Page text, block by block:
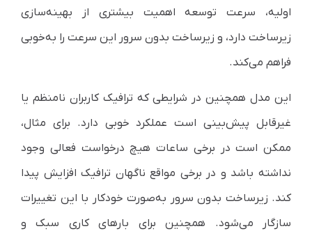
اولیه، سرعت توسعه اهمیت بیشتری از بهینه‌سازی
زیرساخت دارد، و زیرساخت بدون سرور این سرعت را به‌خوبی
فراهم می‌کند.
این مدل همچنین در شرایطی که ترافیک کاربران نامنظم یا
غیرقابل پیش‌بینی است عملکرد خوبی دارد. برای مثال،
ممکن است در برخی ساعات هیچ درخواست فعالی وجود
نداشته باشد و در برخی مواقع ناگهان ترافیک افزایش پیدا
کند. زیرساخت بدون سرور به‌صورت خودکار با این تغییرات
سازگار می‌شود. همچنین برای بارهای کاری سبک و